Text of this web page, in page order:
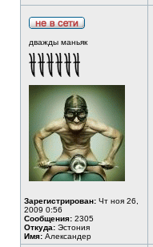
дважды маньяк
Зарегистрирован: Чт ноя 26,
2009 0:56
Сообщения: 2305
Откуда: Эстония
Имя: Александер